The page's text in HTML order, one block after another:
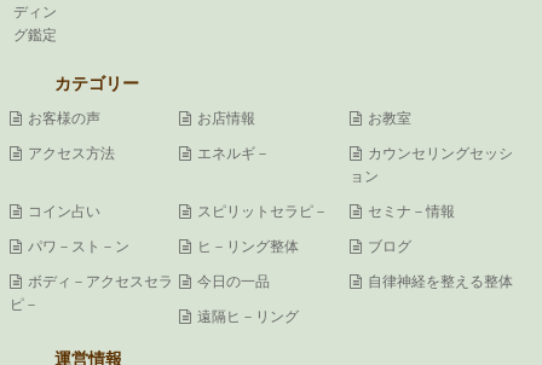
ディン
グ鑑定
カテゴリー
お客様の声 お店情報 お教室
アクセス方法 エネルギ－
カウンセリングセッシ
ョン
コイン占い スピリットセラピ－ セミナ－情報
パワ－スト－ン ヒ－リング整体 ブログ
ボディ－アクセスセラ
ピ－
今日の一品 自律神経を整える整体
遠隔ヒ－リング
運営情報